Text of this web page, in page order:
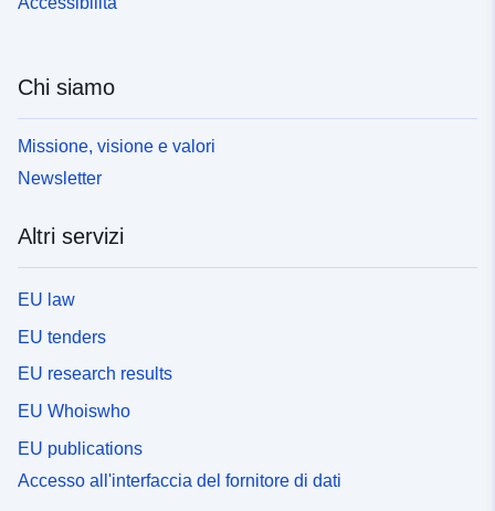
Chi siamo
Missione, visione e valori
Newsletter
Altri servizi
EU law
EU tenders
EU research results
EU Whoiswho
EU publications
Accesso all'interfaccia del fornitore di dati